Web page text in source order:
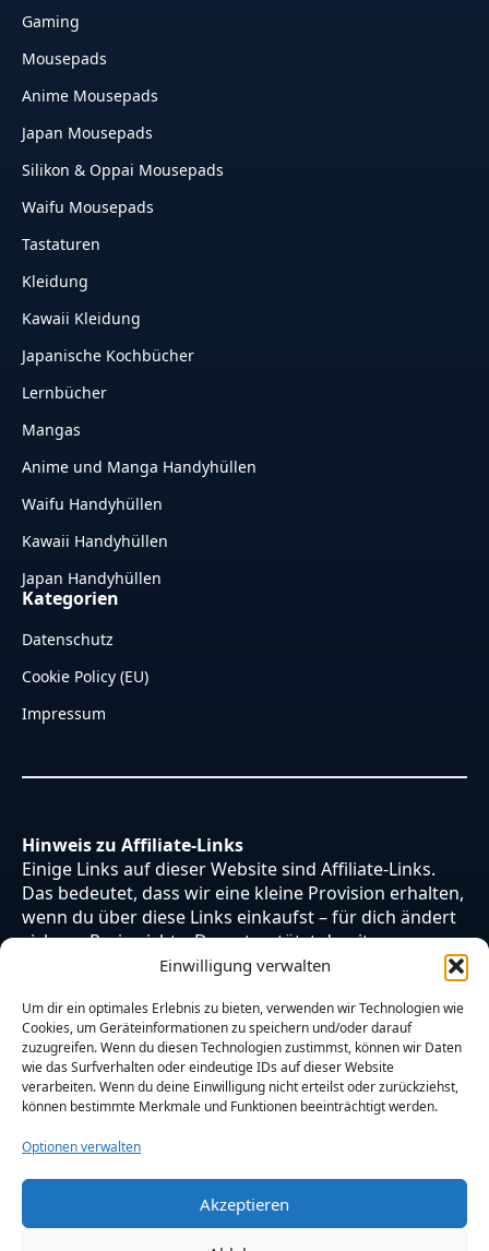
Einwilligung verwalten
Um dir ein optimales Erlebnis zu bieten, verwenden wir Technologien wie
Cookies, um Geräteinformationen zu speichern und/oder darauf
zuzugreifen. Wenn du diesen Technologien zustimmst, können wir Daten
wie das Surfverhalten oder eindeutige IDs auf dieser Website
verarbeiten. Wenn du deine Einwilligung nicht erteilst oder zurückziehst,
können bestimmte Merkmale und Funktionen beeinträchtigt werden.
Optionen verwalten
Akzeptieren
Gaming
Mousepads
Anime Mousepads
Japan Mousepads
Silikon & Oppai Mousepads
Waifu Mousepads
Tastaturen
Kleidung
Kawaii Kleidung
Japanische Kochbücher
Lernbücher
Mangas
Anime und Manga Handyhüllen
Waifu Handyhüllen
Kawaii Handyhüllen
Japan Handyhüllen
Kategorien
Datenschutz
Cookie Policy (EU)
Impressum
Hinweis zu Affiliate-Links
Einige Links auf dieser Website sind Affiliate-Links.
Das bedeutet, dass wir eine kleine Provision erhalten,
wenn du über diese Links einkaufst – für dich ändert
sich am Preis nichts. Du unterstützt damit unsere
Arbeit. Vielen Dank dafür!
© 2026 Otaku Japan. Alle Rechte vorbehalten.